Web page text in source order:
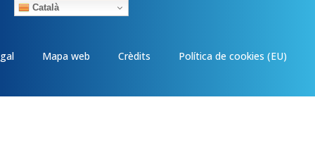
Català
Mapa web Crèdits Política de cookies (EU)